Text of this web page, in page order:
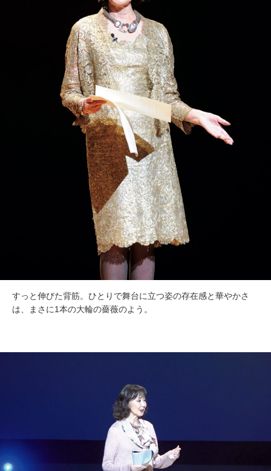
すっと伸びた背筋。ひとりで舞台に立つ姿の存在感と華やかさ
は、まさに1本の大輪の薔薇のよう。